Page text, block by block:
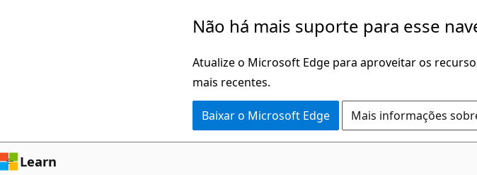
Não há mais suporte para esse
Atualize o Microsoft Edge para aproveitar os
mais recentes.
Baixar o Microsoft Edge Mais informações
Learn